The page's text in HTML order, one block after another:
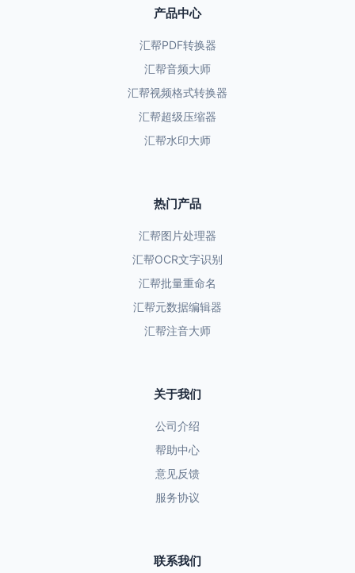
产品中心
汇帮PDF转换器
汇帮音频大师
汇帮视频格式转换器
汇帮超级压缩器
汇帮水印大师
热门产品
汇帮图片处理器
汇帮OCR文字识别
汇帮批量重命名
汇帮元数据编辑器
汇帮注音大师
关于我们
公司介绍
帮助中心
意见反馈
服务协议
联系我们